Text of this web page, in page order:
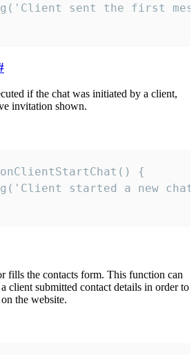
sent the first
if the chat was initiated by a client,
invitation shown.
{
started a new
fills the contacts form. This function can
client submitted contact details in order to
the website.